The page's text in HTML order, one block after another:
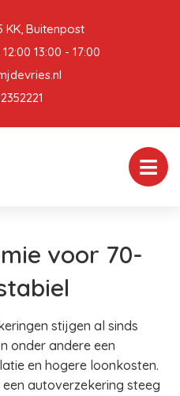
KK, Buitenpost
13:00 - 17:00
voor 70-
stijgen al sinds
onder andere een
en hogere loonkosten.
autoverzekering steeg